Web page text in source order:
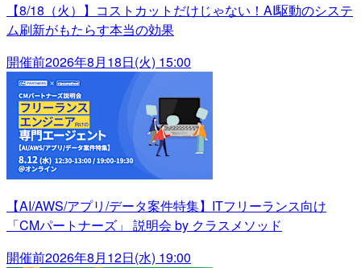
【8/18（火）】コストカットだけじゃない！AI駆動のシステ
ム刷新がもたらす本当の効果
開催前2026年8月18日(火) 15:00
【AI/AWS/アプリ/データ案件特集】ITフリーランス向け
「CMパートナーズ」 説明会 by クラスメソッド
開催前2026年8月12日(水) 19:00